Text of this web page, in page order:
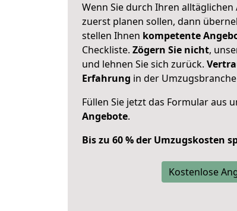
Wenn Sie durch Ihren
zuerst planen sollen, dann
stellen Ihnen kompetente
Checkliste. Zögern Sie nicht,
und lehnen Sie sich zurück.
Erfahrung in der
Füllen Sie jetzt das Formular aus
Angebote.
Bis zu 60 % der Umzugskosten
Kostenlose